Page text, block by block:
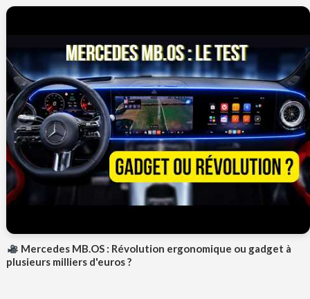
Mercedes MB.OS : Révolution ergonomique ou gadget à
plusieurs milliers d'euros ?